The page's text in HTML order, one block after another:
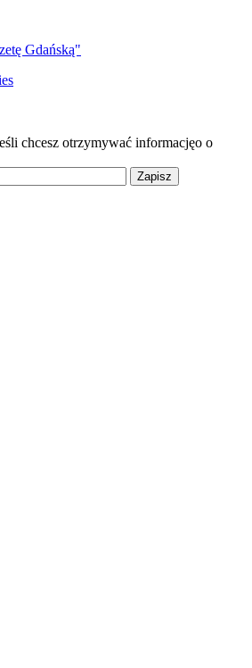
Gdańską"
chcesz otrzymywać informacjęo o
Zapisz